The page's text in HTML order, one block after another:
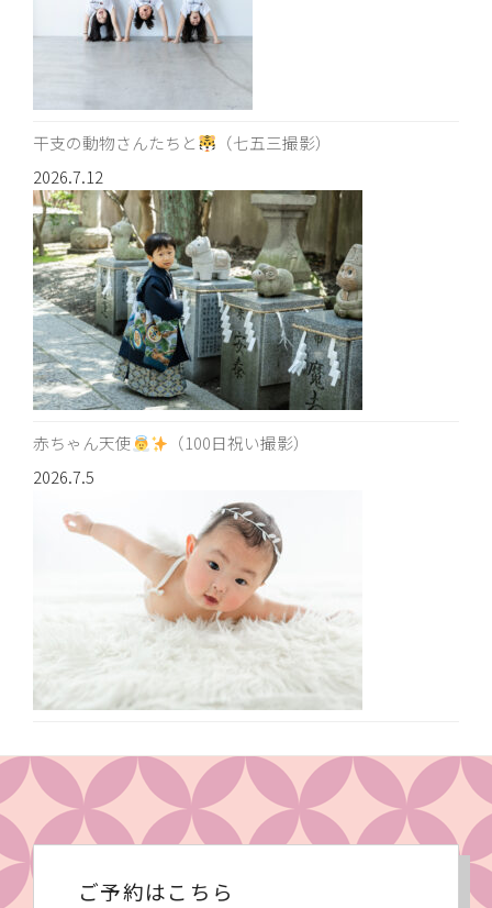
干支の動物さんたちと
（七五三撮影）
2026.7.12
赤ちゃん天使
（100日祝い撮影）
2026.7.5
ご予約はこちら